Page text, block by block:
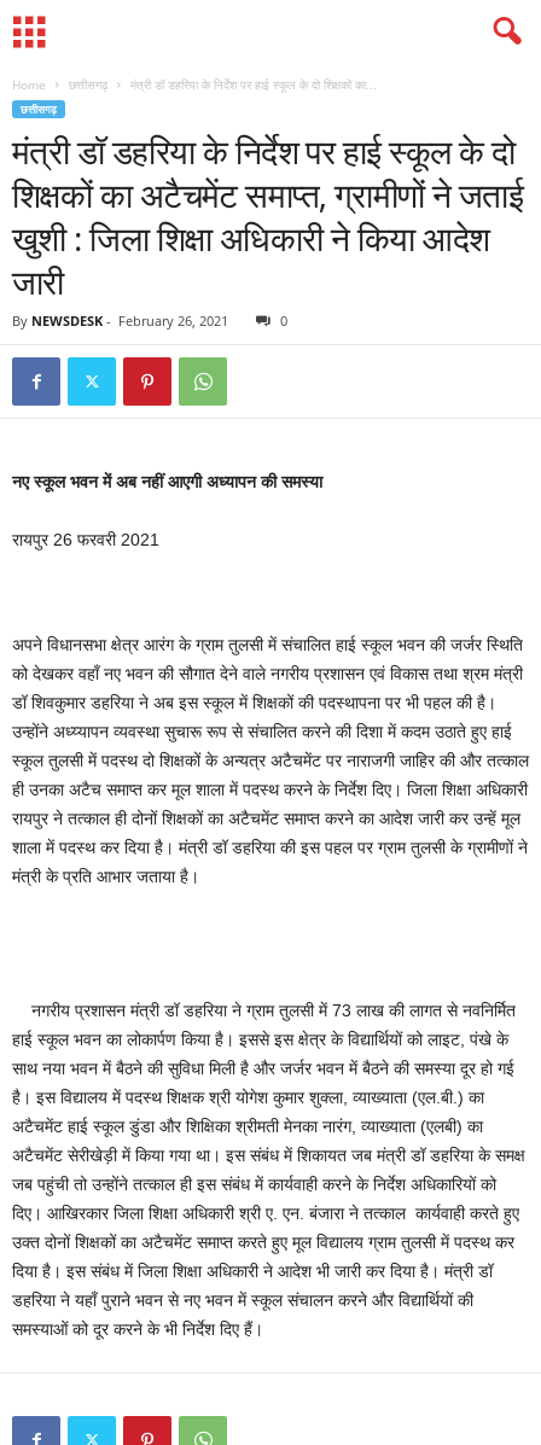
Home छत्तीसगढ़ मंत्री डॉ डहरिया के निर्देश पर हाई स्कूल के दो शिक्षकों का...
छत्तीसगढ़
मंत्री डॉ डहरिया के निर्देश पर हाई स्कूल के दो
शिक्षकों का अटैचमेंट समाप्त, ग्रामीणों ने जताई
खुशी : जिला शिक्षा अधिकारी ने किया आदेश
जारी
By NEWSDESK - February 26, 2021 0
नए स्कूल भवन में अब नहीं आएगी अध्यापन की समस्या
रायपुर 26 फरवरी 2021
अपने विधानसभा क्षेत्र आरंग के ग्राम तुलसी में संचालित हाई स्कूल भवन की जर्जर स्थिति
को देखकर वहाँ नए भवन की सौगात देने वाले नगरीय प्रशासन एवं विकास तथा श्रम मंत्री
डॉ शिवकुमार डहरिया ने अब इस स्कूल में शिक्षकों की पदस्थापना पर भी पहल की है।
उन्होंने अध्य्यापन व्यवस्था सुचारू रूप से संचालित करने की दिशा में कदम उठाते हुए हाई
स्कूल तुलसी में पदस्थ दो शिक्षकों के अन्यत्र अटैचमेंट पर नाराजगी जाहिर की और तत्काल
ही उनका अटैच समाप्त कर मूल शाला में पदस्थ करने के निर्देश दिए। जिला शिक्षा अधिकारी
रायपुर ने तत्काल ही दोनों शिक्षकों का अटैचमेंट समाप्त करने का आदेश जारी कर उन्हें मूल
शाला में पदस्थ कर दिया है। मंत्री डॉ डहरिया की इस पहल पर ग्राम तुलसी के ग्रामीणों ने
मंत्री के प्रति आभार जताया है।
नगरीय प्रशासन मंत्री डॉ डहरिया ने ग्राम तुलसी में 73 लाख की लागत से नवनिर्मित
हाई स्कूल भवन का लोकार्पण किया है। इससे इस क्षेत्र के विद्यार्थियों को लाइट, पंखे के
साथ नया भवन में बैठने की सुविधा मिली है और जर्जर भवन में बैठने की समस्या दूर हो गई
है। इस विद्यालय में पदस्थ शिक्षक श्री योगेश कुमार शुक्ला, व्याख्याता (एल.बी.) का
अटैचमेंट हाई स्कूल डुंडा और शिक्षिका श्रीमती मेनका नारंग, व्याख्याता (एलबी) का
अटैचमेंट सेरीखेड़ी में किया गया था। इस संबंध में शिकायत जब मंत्री डॉ डहरिया के समक्ष
जब पहुंची तो उन्होंने तत्काल ही इस संबंध में कार्यवाही करने के निर्देश अधिकारियों को
दिए। आखिरकार जिला शिक्षा अधिकारी श्री ए. एन. बंजारा ने तत्काल कार्यवाही करते हुए
उक्त दोनों शिक्षकों का अटैचमेंट समाप्त करते हुए मूल विद्यालय ग्राम तुलसी में पदस्थ कर
दिया है। इस संबंध में जिला शिक्षा अधिकारी ने आदेश भी जारी कर दिया है। मंत्री डॉ
डहरिया ने यहाँ पुराने भवन से नए भवन में स्कूल संचालन करने और विद्यार्थियों की
समस्याओं को दूर करने के भी निर्देश दिए हैं।